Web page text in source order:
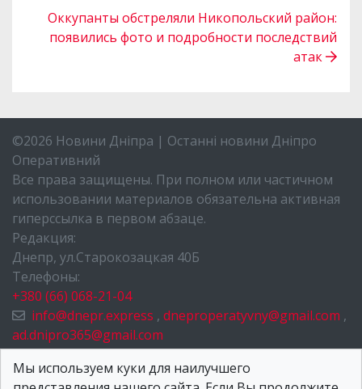
Оккупанты обстреляли Никопольский район:
появились фото и подробности последствий
атак
©2026 Новини Дніпра | Останні новини Дніпро
Оперативний
Все права защищены. При полном или частичном
использовании материалов обязательна активная
гиперссылка в первом абзаце.
Редакция:
Днепр, ул.Старокозацкая 40Б
Телефоны:
+380 (66) 068-21-04
info@dnepr.express , dneproperatyvny@gmail.com ,
ad.dnipro365@gmail.com
НОВОСТИ ДНЕПРА
Мы используем куки для наилучшего